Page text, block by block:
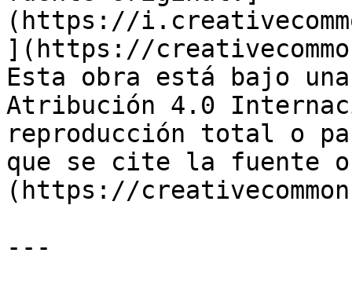
(https://
](https://
Esta obra está bajo
Atribución 4.0
reproducción total o
que se cite la fuente
(https://
---